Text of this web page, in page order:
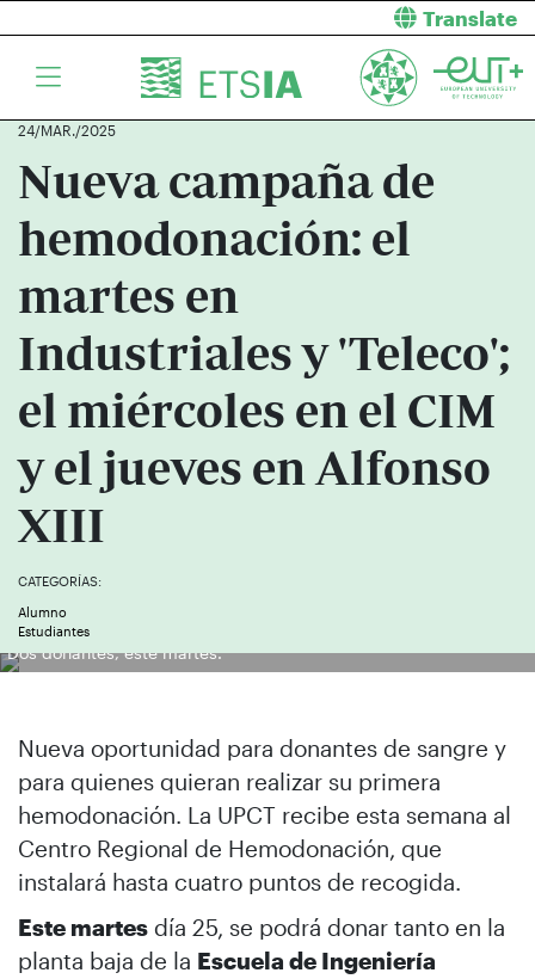
Translate
24/MAR./2025
Nueva campaña de
hemodonación: el
martes en
Industriales y 'Teleco';
el miércoles en el CIM
y el jueves en Alfonso
XIII
CATEGORÍAS:
Alumno
Estudiantes
Dos donantes, este martes.
Nueva oportunidad para donantes de sangre y
para quienes quieran realizar su primera
hemodonación. La UPCT recibe esta semana al
Centro Regional de Hemodonación, que
instalará hasta cuatro puntos de recogida.
Este martes día 25, se podrá donar tanto en la
planta baja de la Escuela de Ingeniería